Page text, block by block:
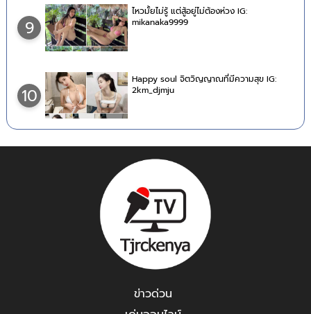
9
ไหวมั้ยไม่รู้ แต่สู้อยู่ไม่ต้องห่วง IG:
mikanaka9999
10
Happy soul จิตวิญญาณที่มีความสุข IG:
2km_djmju
ข่าวด่วน